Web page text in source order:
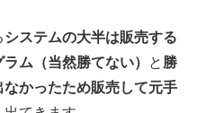
システムの大半は販売する
ム（当然勝てない）
と 勝
かったため販売して元手